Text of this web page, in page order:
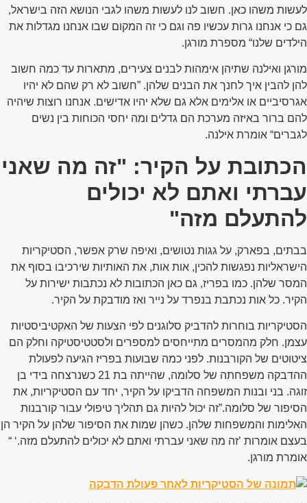
לעשות משהו כאן. חשוב לנו לעשות משהו לגבי הנושא הזה בישראל,
גם כי אנחנו גרות עכשיו פה וגם כי זה המקום שבו אנחנו מגדלות את
הילדים שלנו“ מספרת מורגן.
מורגן ואילנה שתיהן אימהות לבנים צעירים, מתארות עד כמה חשוב
להן להבין איך לחנך את הבנים שלהן. ”חשוב לא רק שהם לא יהיו
אגרסיביים או אלימים אלא גם שלא יהיו אדישים. אנחנו רוצות שיהיה
להם ברור באיזה מערכת הם גדלים ומה יחסי הכוחות בין נשים
לגברים“ אומרת אילנה.
הכתובת על הקיר: "זה מה שאני
עברתי ואתם לא יכולים
להתעלם מזה"
בבתים, בפארק, על גגות נטושים, ואיפה שרק אפשר, הסטיקריות
הישראליות נפגשות להכין, אות אות, את האותיות שירכיבו בסוף את
המסר שלהן. כמו בפריז, גם כאן הכתובות לא נכתבות ישירות על
הקיר. כל אות נכתבת בנפרד על נייר ואז מודבקת על הקיר.
הסטיקריות בוחרות להדביק סלוגנים לפי הצעות של האקטיביסטיות
עצמן. חלק מהמסרים מתייחסים למספרים ולסטטיסטיקה וחלק הם
ציטוטים של הקורבנות. לפני כמה שבועות בפריז הגיעה לפעולת
ההדבקה משפחתה של סלומה, שהייתה בת 21 כשנרצחה בידי בן
זוגה. בני ובנות המשפחה הדביקו על הקיר, יחד עם הסטיקריות, את
הסיפור של סלומה.”זה יכול להיות גם תהליך טיפולי עבור קורבנות
האלימות והמשפחות שלהן. כשהן שמות את הסיפור שלהן על הקיר הן
בעצם אומרות ’זה מה שאני עברתי ואתם לא יכולים להתעלם מזה.‘ “
אומרת מורגן.